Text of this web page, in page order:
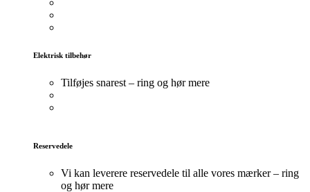
Elektrisk tilbehør
Tilføjes snarest – ring og hør mere
Reservedele
Vi kan leverere reservedele til alle vores mærker – ring
og hør mere